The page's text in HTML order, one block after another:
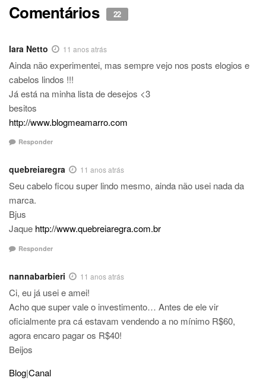
Comentários 22
Iara Netto 11 anos atrás
Ainda não experimentei, mas sempre vejo nos posts elogios e
cabelos lindos !!!
Já está na minha lista de desejos <3
besitos
http://www.blogmeamarro.com
Responder
quebreiaregra 11 anos atrás
Seu cabelo ficou super lindo mesmo, ainda não usei nada da
marca.
Bjus
Jaque http://www.quebreiaregra.com.br
Responder
nannabarbieri 11 anos atrás
Ci, eu já usei e amei!
Acho que super vale o investimento… Antes de ele vir
oficialmente pra cá estavam vendendo a no mínimo R$60,
agora encaro pagar os R$40!
Beijos
Blog|Canal